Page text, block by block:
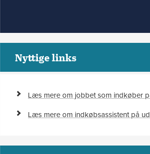
Nyttige links
Læs mere om jobbet som indkøber
Læs mere om indkøbsassistent på